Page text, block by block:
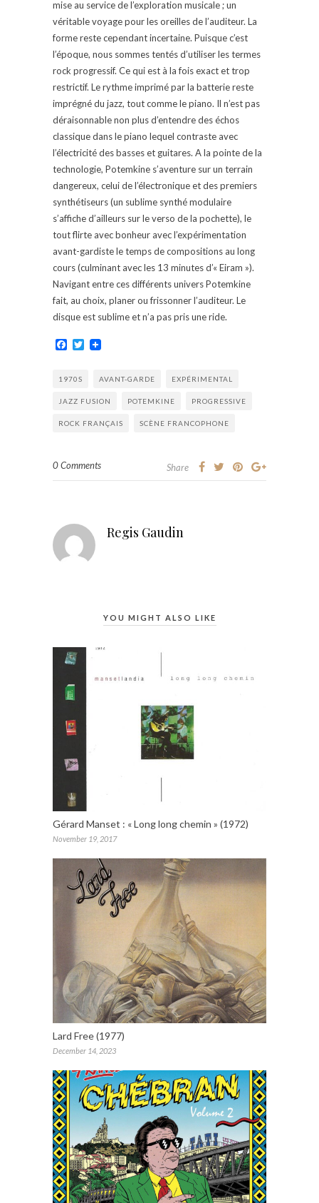
mise au service de l’exploration musicale ; un
véritable voyage pour les oreilles de l’auditeur. La
forme reste cependant incertaine. Puisque c’est
l’époque, nous sommes tentés d’utiliser les termes
rock progressif. Ce qui est à la fois exact et trop
restrictif. Le rythme imprimé par la batterie reste
imprégné du jazz, tout comme le piano. Il n’est pas
déraisonnable non plus d’entendre des échos
classique dans le piano lequel contraste avec
l’électricité des basses et guitares. A la pointe de la
technologie, Potemkine s’aventure sur un terrain
dangereux, celui de l’électronique et des premiers
synthétiseurs (un sublime synthé modulaire
s’affiche d’ailleurs sur le verso de la pochette), le
tout flirte avec bonheur avec l’expérimentation
avant-gardiste le temps de compositions au long
cours (culminant avec les 13 minutes d’« Eiram »).
Navigant entre ces différents univers Potemkine
fait, au choix, planer ou frissonner l’auditeur. Le
disque est sublime et n’a pas pris une ride.
Facebook
Twitter
1970S AVANT-GARDE EXPÉRIMENTAL
JAZZ FUSION POTEMKINE PROGRESSIVE
ROCK FRANÇAIS SCÈNE FRANCOPHONE
0 Comments Share
Regis Gaudin
YOU MIGHT ALSO LIKE
Gérard Manset : « Long long chemin » (1972)
November 19, 2017
Lard Free (1977)
December 14, 2023